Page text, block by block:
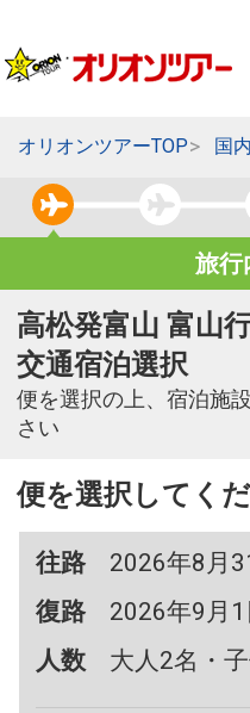
オリオンツアーTOP 国
旅行
高松発富山 富山
交通宿泊選択
便を選択の上、宿泊施
さい
便を選択してく
往路
2026年8月
復路
2026年9月
人数
大人2名・